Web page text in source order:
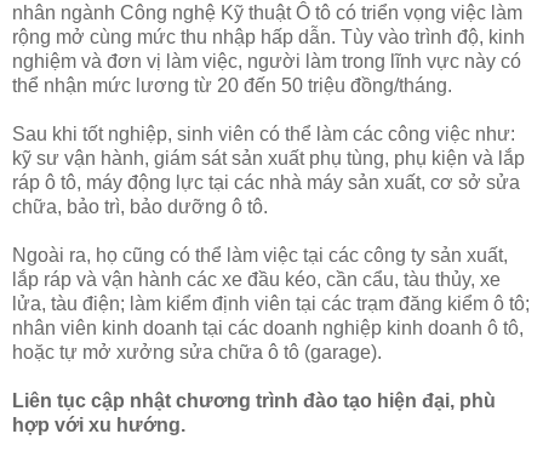
nhân ngành Công nghệ Kỹ thuật Ô tô có triển vọng việc làm
rộng mở cùng mức thu nhập hấp dẫn. Tùy vào trình độ, kinh
nghiệm và đơn vị làm việc, người làm trong lĩnh vực này có
thể nhận mức lương từ 20 đến 50 triệu đồng/tháng.
Sau khi tốt nghiệp, sinh viên có thể làm các công việc như:
kỹ sư vận hành, giám sát sản xuất phụ tùng, phụ kiện và lắp
ráp ô tô, máy động lực tại các nhà máy sản xuất, cơ sở sửa
chữa, bảo trì, bảo dưỡng ô tô.
Ngoài ra, họ cũng có thể làm việc tại các công ty sản xuất,
lắp ráp và vận hành các xe đầu kéo, cần cẩu, tàu thủy, xe
lửa, tàu điện; làm kiểm định viên tại các trạm đăng kiểm ô tô;
nhân viên kinh doanh tại các doanh nghiệp kinh doanh ô tô,
hoặc tự mở xưởng sửa chữa ô tô (garage).
Liên tục cập nhật chương trình đào tạo hiện đại, phù
hợp với xu hướng.